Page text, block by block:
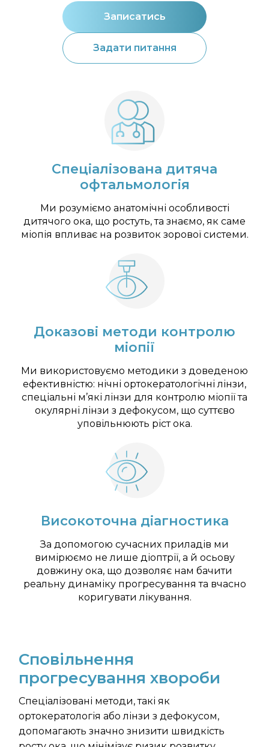
Записатись
Задати питання
Спеціалізована дитяча
офтальмологія
Ми розуміємо анатомічні особливості
дитячого ока, що ростуть, та знаємо, як саме
міопія впливає на розвиток зорової системи.
Доказові методи контролю
міопії
Ми використовуємо методики з доведеною
ефективністю: нічні ортокератологічні лінзи,
спеціальні м’які лінзи для контролю міопії та
окулярні лінзи з дефокусом, що суттєво
уповільнюють ріст ока.
Високоточна діагностика
За допомогою сучасних приладів ми
вимірюємо не лише діоптрії, а й осьову
довжину ока, що дозволяє нам бачити
реальну динаміку прогресування та вчасно
коригувати лікування.
Сповільнення
прогресування хвороби
Спеціалізовані методи, такі як
ортокератологія або лінзи з дефокусом,
допомагають значно знизити швидкість